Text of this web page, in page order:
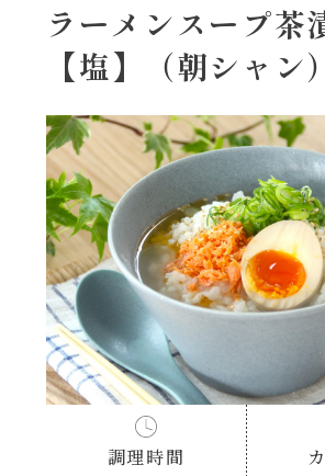
朝シャン（ごはん派）
朝シャン（パン派）
ヘルシー（150kcal以下）
時短（調理時間10分以下）
お弁当
お祝い
おつまみ/おやつ
あえるハコネーゼミートソース
あえるハコネーゼナポリタン
あえるハコネーゼジェノベーゼ
あえるハコネーゼペペロンチーノ
あえるハコネーゼたらこクリーム
シャンタンシリーズ
ラーメンスープ茶
【塩】（朝シャン）
調理時間